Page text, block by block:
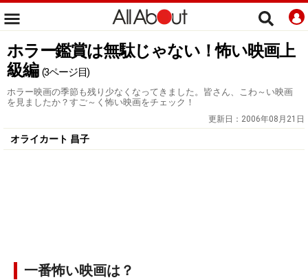
ホラー鑑賞は無駄じゃない！怖い映画上
級編 (3ページ目)
ホラー映画の季節も残り少なくなってきました。皆さん、こわ～い映画
を見ましたか？すご～く怖い映画をチェック！
更新日： 2006年08月21日
オライカート 昌子
一番怖い映画は？